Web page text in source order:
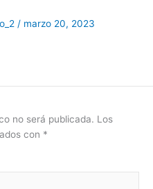
/ marzo 20, 2023
no será publicada. Los
con *